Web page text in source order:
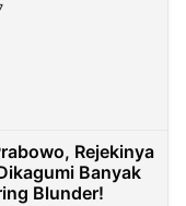
Rejekinya
Banyak
Blunder!